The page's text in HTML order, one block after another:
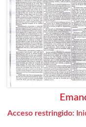
Acceso restringido: